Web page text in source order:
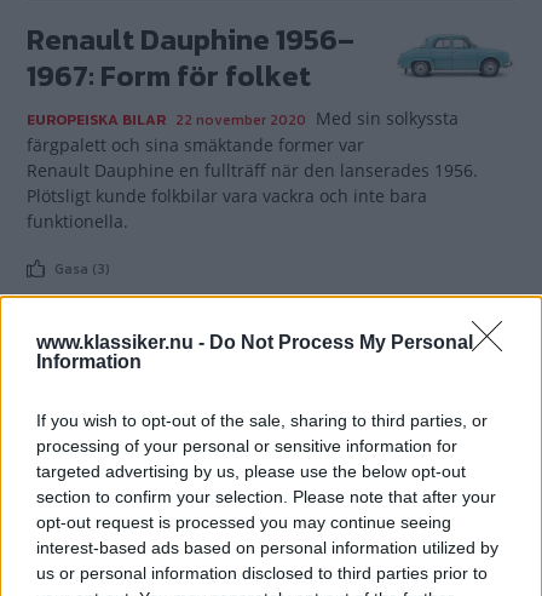
www.klassiker.nu - Do Not Process My Personal
Information
If you wish to opt-out of the sale, sharing to third parties, or
processing of your personal or sensitive information for
targeted advertising by us, please use the below opt-out
section to confirm your selection. Please note that after your
opt-out request is processed you may continue seeing
interest-based ads based on personal information utilized by
us or personal information disclosed to third parties prior to
Renault Dauphine 1956–
1967: Form för folket
EUROPEISKA BILAR 22 november 2020 Med sin solkyssta
färgpalett och sina smäktande former var
Renault Dauphine en fullträff när den lanserades 1956.
Plötsligt kunde folkbilar vara vackra och inte bara
funktionella.
Gasa (3)
Renoveringen: Renault
RENOVERINGEN 1 maj 2020 Det är lätt att minnen får ett
skimmer runt sig. Men var verkligen den där bilen man
hade i sin ungdom så bra? Sven-Olof Pettersson chansade
inte. Han har byggt en kopia på bilen han hade som 21-
åring men den är definitivt bättre än originalet.
Gasa (4)